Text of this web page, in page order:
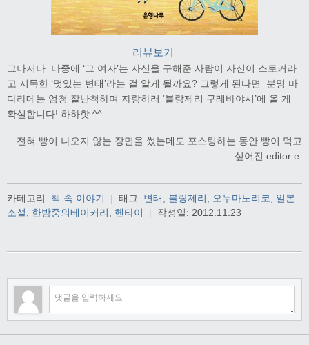
리뷰보기
그나저나 나중에 ‘그 여자’는 자신을 구해준 사람이 자신이 스토커라
고 지목한 ‘멋있는 변태’라는 걸 알게 될까요? 그렇게 된다면 분명 마
다라메는 엄청 잘난척하며 자랑하러 ‘블랑제리 구레바야시’에 올 게
확실합니다! 하하핫 ^^
_ 전혀 빵이 나오지 않는 장면을 썼는데도 포스팅하는 동안 빵이 먹고
싶어진 editor e.
카테고리: 책 속 이야기 | 태그: 변태 블랑제리 오누마노리코
일본
소설
한밤중의베이커리 헨타이 | 작성일: 2012.11.23